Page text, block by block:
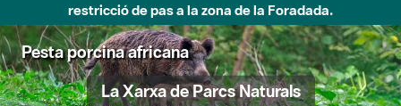
restricció de pas a la zona de la Foradada.
Pesta porcina africana
La Xarxa de Parcs Naturals